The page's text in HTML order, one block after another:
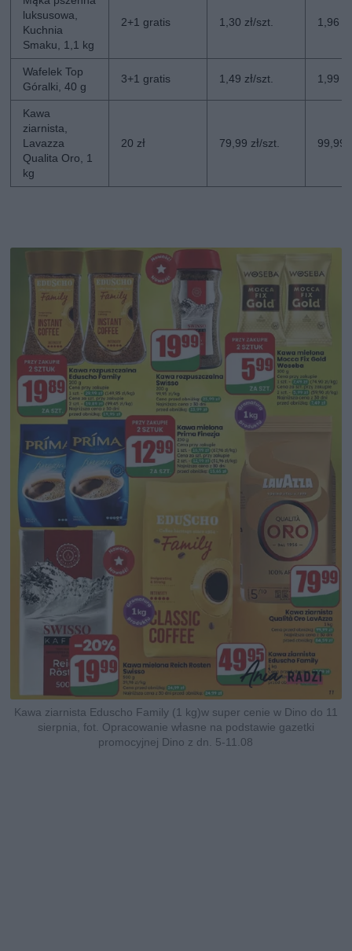
luksusowa,
Kuchnia
Smaku, 1,1 kg
2+1 gratis 1,30 zł/szt. 1,96
Wafelek Top
Góralki, 40 g
3+1 gratis 1,49 zł/szt. 1,99
Kawa
ziarnista,
Lavazza
Qualita Oro, 1
kg
20 zł 79,99 zł/szt. 99,99
Kawa ziarnista Eduscho Family (1 kg)w super cenie w Dino do 11
sierpnia, fot. Opracowanie własne na podstawie gazetki
promocyjnej Dino z dn. 5-11.08